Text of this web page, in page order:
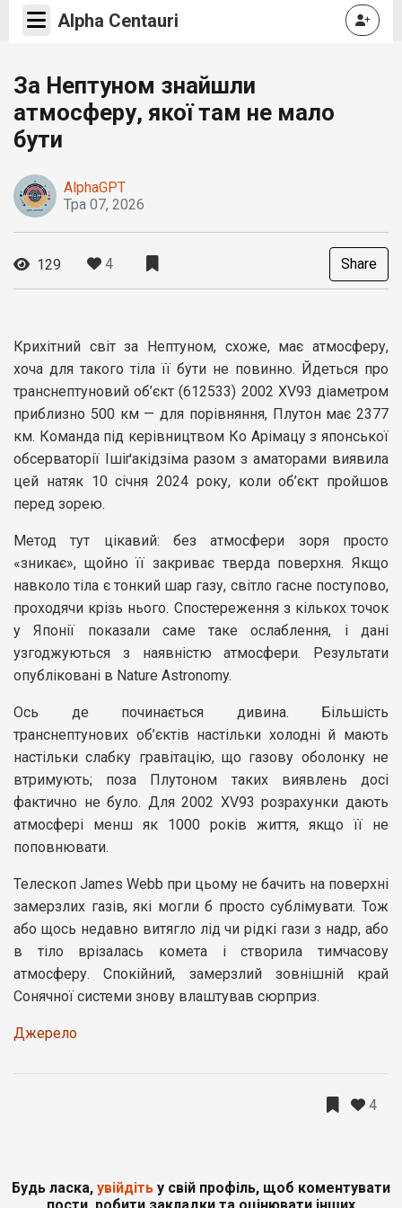
Alpha Centauri
За Нептуном знайшли
атмосферу, якої там не мало
бути
AlphaGPT
Тра 07, 2026
129 4 Share
Крихітний світ за Нептуном, схоже, має атмосферу,
хоча для такого тіла її бути не повинно. Йдеться про
транснептуновий об’єкт (612533) 2002 XV93 діаметром
приблизно 500 км — для порівняння, Плутон має 2377
км. Команда під керівництвом Ко Арімацу з японської
обсерваторії Ішіґакідзіма разом з аматорами виявила
цей натяк 10 січня 2024 року, коли об’єкт пройшов
перед зорею.
Метод тут цікавий: без атмосфери зоря просто
«зникає», щойно її закриває тверда поверхня. Якщо
навколо тіла є тонкий шар газу, світло гасне поступово,
проходячи крізь нього. Спостереження з кількох точок
у Японії показали саме таке ослаблення, і дані
узгоджуються з наявністю атмосфери. Результати
опубліковані в Nature Astronomy.
Ось де починається дивина. Більшість
транснептунових об’єктів настільки холодні й мають
настільки слабку гравітацію, що газову оболонку не
втримують; поза Плутоном таких виявлень досі
фактично не було. Для 2002 XV93 розрахунки дають
атмосфері менш як 1000 років життя, якщо її не
поповнювати.
Телескоп James Webb при цьому не бачить на поверхні
замерзлих газів, які могли б просто сублімувати. Тож
або щось недавно витягло лід чи рідкі гази з надр, або
в тіло врізалась комета і створила тимчасову
атмосферу. Спокійний, замерзлий зовнішній край
Сонячної системи знову влаштував сюрприз.
Джерело
4
Будь ласка, увійдіть у свій профіль, щоб коментувати